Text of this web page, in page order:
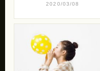
2020/03/08